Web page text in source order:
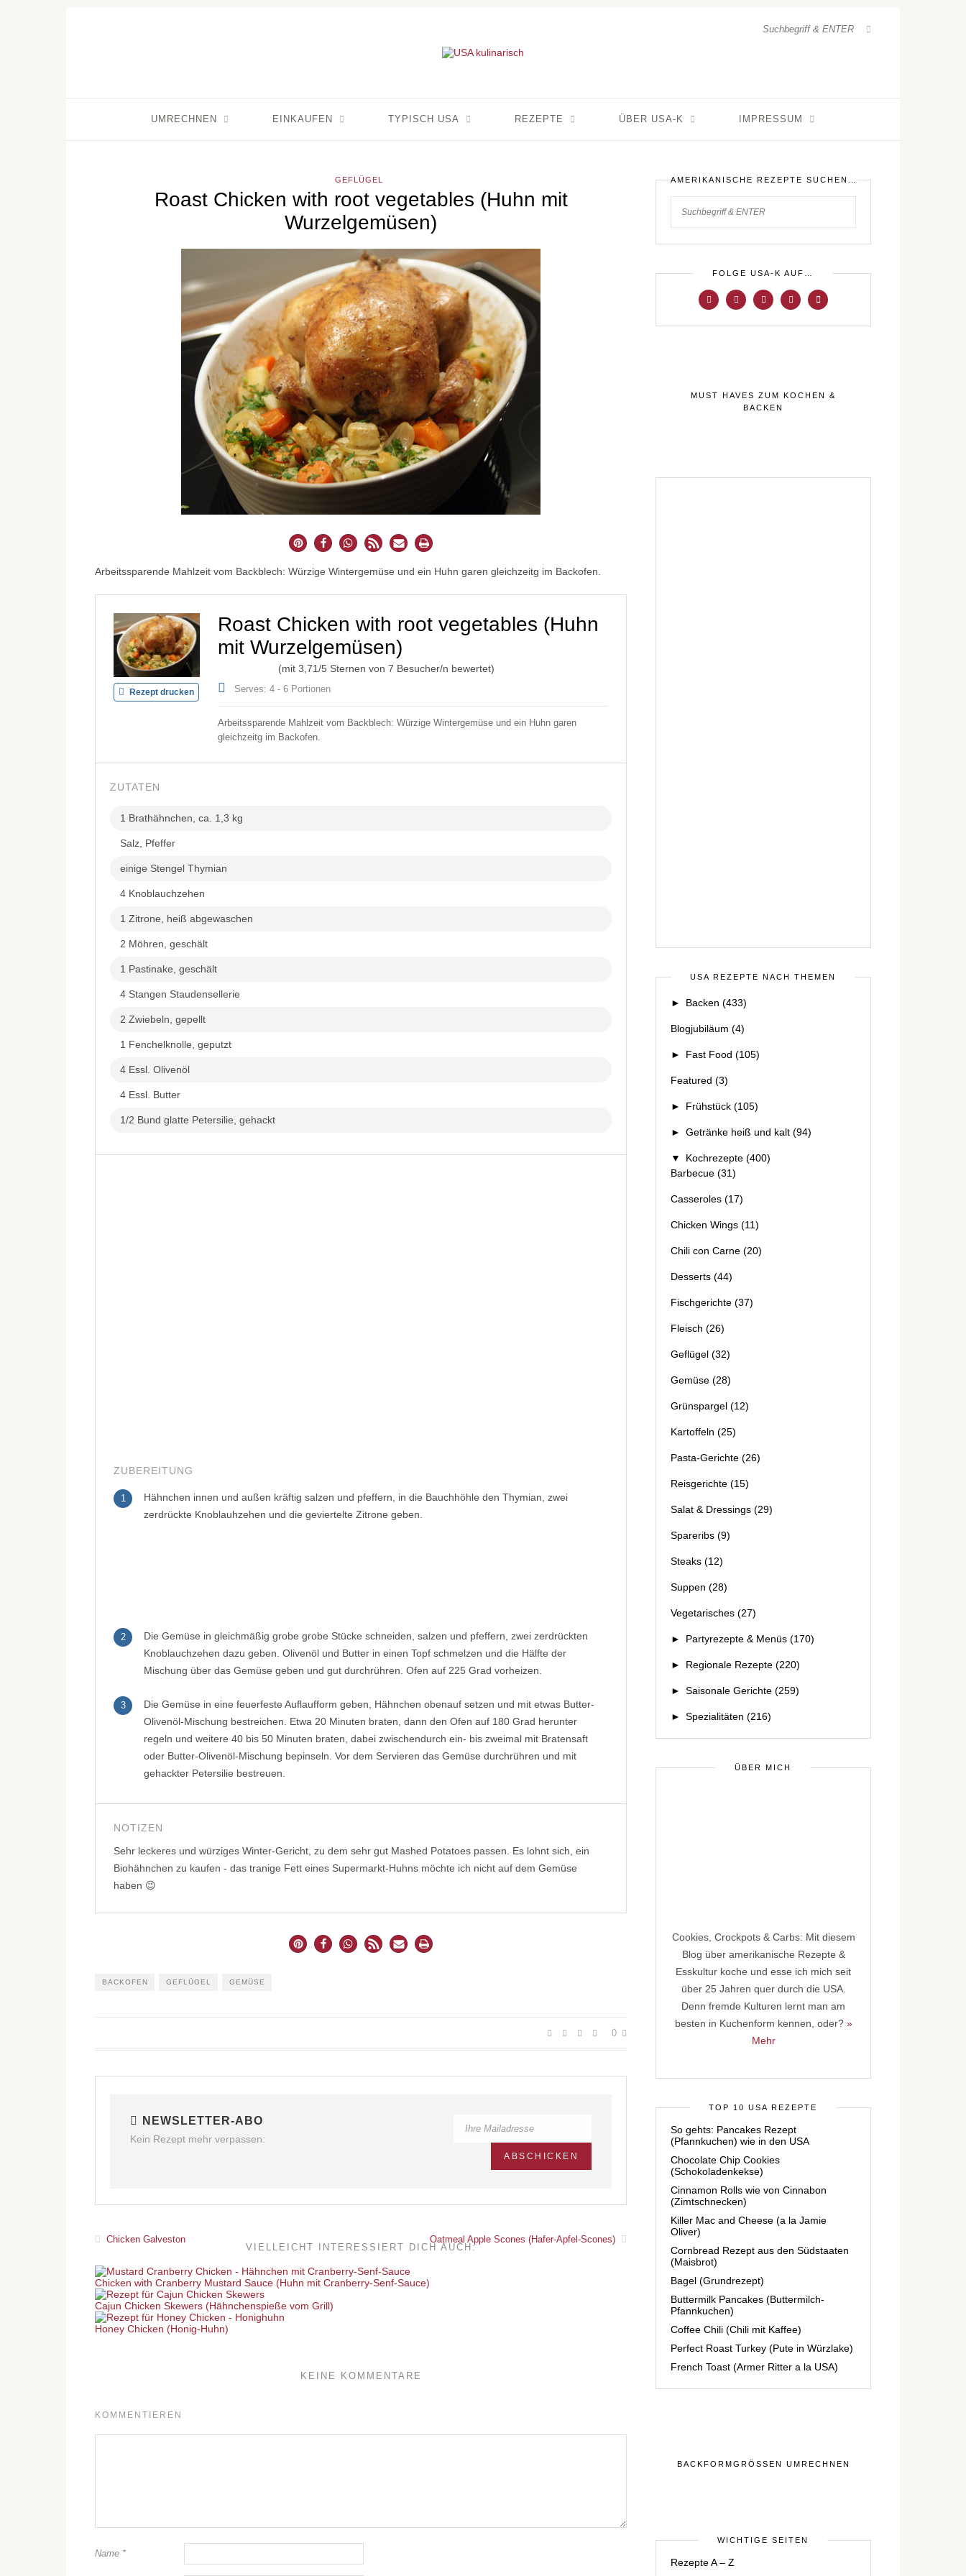
UMRECHNEN EINKAUFEN TYPISCH USA REZEPTE ÜBER USA-K IMPRESSUM
GEFLÜGEL
Roast Chicken with root vegetables (Huhn mit
Wurzelgemüsen)
Arbeitssparende Mahlzeit vom Backblech: Würzige Wintergemüse und ein Huhn garen gleichzeitg im Backofen.
Rezept drucken
Roast Chicken with root vegetables (Huhn
mit Wurzelgemüsen)
(mit 3,71/5 Sternen von 7 Besucher/n bewertet)
Serves: 4 - 6 Portionen
Arbeitssparende Mahlzeit vom Backblech: Würzige Wintergemüse und ein Huhn garen
gleichzeitg im Backofen.
ZUTATEN
1 Brathähnchen, ca. 1,3 kg
Salz, Pfeffer
einige Stengel Thymian
4 Knoblauchzehen
1 Zitrone, heiß abgewaschen
2 Möhren, geschält
1 Pastinake, geschält
4 Stangen Staudensellerie
2 Zwiebeln, gepellt
1 Fenchelknolle, geputzt
4 Essl. Olivenöl
4 Essl. Butter
1/2 Bund glatte Petersilie, gehackt
ZUBEREITUNG
1
Hähnchen innen und außen kräftig salzen und pfeffern, in die Bauchhöhle den Thymian, zwei
zerdrückte Knoblauhzehen und die geviertelte Zitrone geben.
2
Die Gemüse in gleichmäßig grobe grobe Stücke schneiden, salzen und pfeffern, zwei zerdrückten
Knoblauchzehen dazu geben. Olivenöl und Butter in einen Topf schmelzen und die Hälfte der
Mischung über das Gemüse geben und gut durchrühren. Ofen auf 225 Grad vorheizen.
3
Die Gemüse in eine feuerfeste Auflaufform geben, Hähnchen obenauf setzen und mit etwas Butter-
Olivenöl-Mischung bestreichen. Etwa 20 Minuten braten, dann den Ofen auf 180 Grad herunter
regeln und weitere 40 bis 50 Minuten braten, dabei zwischendurch ein- bis zweimal mit Bratensaft
oder Butter-Olivenöl-Mischung bepinseln. Vor dem Servieren das Gemüse durchrühren und mit
gehackter Petersilie bestreuen.
NOTIZEN
Sehr leckeres und würziges Winter-Gericht, zu dem sehr gut Mashed Potatoes passen. Es lohnt sich, ein
Biohähnchen zu kaufen - das tranige Fett eines Supermarkt-Huhns möchte ich nicht auf dem Gemüse
haben 😉
BACKOFEN GEFLÜGEL GEMÜSE
0
NEWSLETTER-ABO
Kein Rezept mehr verpassen:
Chicken Galveston Oatmeal Apple Scones (Hafer-Apfel-Scones)
VIELLEICHT INTERESSIERT DICH AUCH:
Chicken with Cranberry Mustard Sauce (Huhn mit Cranberry-Senf-Sauce)
Cajun Chicken Skewers (Hähnchenspieße vom Grill)
Honey Chicken (Honig-Huhn)
KEINE KOMMENTARE
KOMMENTIEREN
Name *
AMERIKANISCHE REZEPTE SUCHEN…
FOLGE USA-K AUF…
MUST HAVES ZUM KOCHEN &
BACKEN
USA REZEPTE NACH THEMEN
► Backen (433)
Blogjubiläum (4)
► Fast Food (105)
Featured (3)
► Frühstück (105)
► Getränke heiß und kalt (94)
▼ Kochrezepte (400)
Barbecue (31)
Casseroles (17)
Chicken Wings (11)
Chili con Carne (20)
Desserts (44)
Fischgerichte (37)
Fleisch (26)
Geflügel (32)
Gemüse (28)
Grünspargel (12)
Kartoffeln (25)
Pasta-Gerichte (26)
Reisgerichte (15)
Salat & Dressings (29)
Spareribs (9)
Steaks (12)
Suppen (28)
Vegetarisches (27)
► Partyrezepte & Menüs (170)
► Regionale Rezepte (220)
► Saisonale Gerichte (259)
► Spezialitäten (216)
ÜBER MICH
Cookies, Crockpots & Carbs: Mit diesem
Blog über amerikanische Rezepte &
Esskultur koche und esse ich mich seit
über 25 Jahren quer durch die USA.
Denn fremde Kulturen lernt man am
besten in Kuchenform kennen, oder? »
Mehr
TOP 10 USA REZEPTE
So gehts: Pancakes Rezept
(Pfannkuchen) wie in den USA
Chocolate Chip Cookies
(Schokoladenkekse)
Cinnamon Rolls wie von Cinnabon
(Zimtschnecken)
Killer Mac and Cheese (a la Jamie
Oliver)
Cornbread Rezept aus den Südstaaten
(Maisbrot)
Bagel (Grundrezept)
Buttermilk Pancakes (Buttermilch-
Pfannkuchen)
Coffee Chili (Chili mit Kaffee)
Perfect Roast Turkey (Pute in Würzlake)
French Toast (Armer Ritter a la USA)
BACKFORMGRÖSSEN UMRECHNEN
WICHTIGE SEITEN
Rezepte A – Z